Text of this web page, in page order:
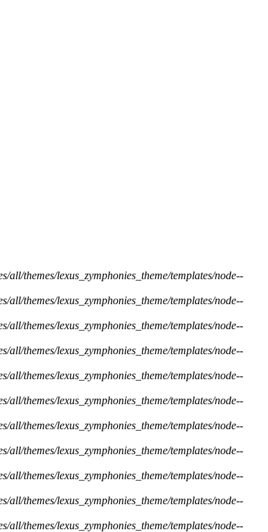
themes/lexus_zymphonies_theme/templates/node--
themes/lexus_zymphonies_theme/templates/node--
themes/lexus_zymphonies_theme/templates/node--
themes/lexus_zymphonies_theme/templates/node--
themes/lexus_zymphonies_theme/templates/node--
themes/lexus_zymphonies_theme/templates/node--
themes/lexus_zymphonies_theme/templates/node--
themes/lexus_zymphonies_theme/templates/node--
themes/lexus_zymphonies_theme/templates/node--
themes/lexus_zymphonies_theme/templates/node--
themes/lexus_zymphonies_theme/templates/node--